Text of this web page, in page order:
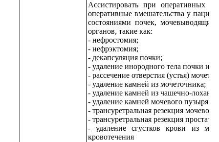
Ассистировать при оперативных
оперативные вмешательства у
состояниями почек,
органов, такие как:
- нефростомия;
- нефрэктомия;
- декапсуляция почки;
- удаление инородного тела почки и
- рассечение отверстия (устья)
- удаление камней из мочеточника;
- удаление камней из чашечно-
- удаление камней мочевого пузыря и
- трансуретральная резекция
- трансуретральная резекция простаты;
- удаление сгустков крови из
кровотечения